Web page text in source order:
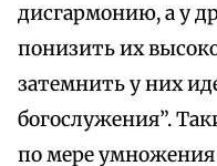
дисгармонию, а у
понизить их
затемнить у них
богослужения”.
по мере